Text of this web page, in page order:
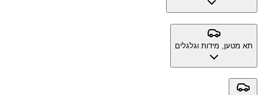
תא מטען, מידות וגלגלים